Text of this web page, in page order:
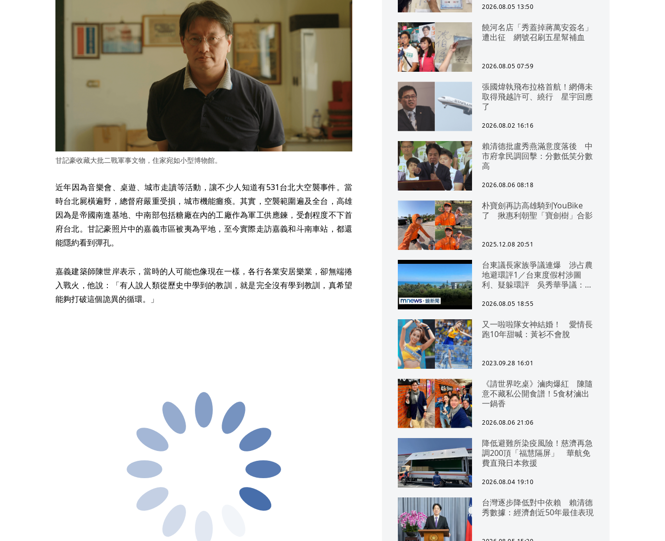
甘記豪收藏大批二戰軍事文物，住家宛如小型博物館。
近年因為音樂會、桌遊、城市走讀等活動，讓不少人知道有531台北大空襲事件。當
時台北屍橫遍野，總督府嚴重受損，城市機能癱瘓。其實，空襲範圍遍及全台，高雄
因為是帝國南進基地、中南部包括糖廠在內的工廠作為軍工供應鍊，受創程度不下首
府台北。甘記豪照片中的嘉義市區被夷為平地，至今實際走訪嘉義和斗南車站，都還
能隱約看到彈孔。
嘉義建築師陳世岸表示，當時的人可能也像現在一樣，各行各業安居樂業，卻無端捲
入戰火，他說：「有人說人類從歷史中學到的教訓，就是完全沒有學到教訓，真希望
能夠打破這個詭異的循環。」
2026.08.05 13:50
饒河名店「秀蓋掉蔣萬安簽名」
遭出征 網號召刷五星幫補血
2026.08.05 07:59
張國煒執飛布拉格首航！網傳未
取得飛越許可、繞行 星宇回應
了
2026.08.02 16:16
賴清德批盧秀燕滿意度落後 中
市府拿民調回擊：分數低笑分數
高
2026.08.06 08:18
朴寶劍再訪高雄騎到YouBike
了 揪惠利朝聖「寶劍樹」合影
2025.12.08 20:51
台東議長家族爭議連爆 涉占農
地避環評1／台東度假村涉圖
利、疑躲環評 吳秀華爭議：概
2026.08.05 18:55
又一啦啦隊女神結婚！ 愛情長
跑10年甜喊：黃衫不會脫
2023.09.28 16:01
《請世界吃桌》滷肉爆紅 陳隨
意不藏私公開食譜！5食材滷出
一鍋香
2026.08.06 21:06
降低避難所染疫風險！慈濟再急
調200頂「福慧隔屏」 華航免
費直飛日本救援
2026.08.04 19:10
台灣逐步降低對中依賴 賴清德
秀數據：經濟創近50年最佳表現